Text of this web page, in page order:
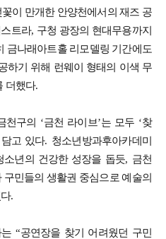
꽃이 만개한 안양천에서의 재즈 공
트라, 구청 광장의 현대무용까지
금나래아트홀 리모델링 기간에도
하기 위해 런웨이 형태의 이색 무
더했다.
천구의 ‘금천 라이브’는 모두 ‘찾
고 있다. 청소년방과후아카데미
소년의 건강한 성장을 돕듯, 금천
민들의 생활권 중심으로 예술의
.
“공연장을 찾기 어려웠던 구민